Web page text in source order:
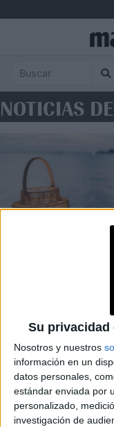
Su privacidad
Nosotros y nuestros
información en un
datos personales,
estándar enviada por
personalizado,
investigación de
NOTICIAS